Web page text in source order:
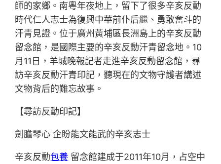
師的家鄉。南粵年夜地上，留下了很多辛亥反動
時代仁人志士為復興中華前仆后繼、勇敢奮斗的
汗青見證。位于廣州黃埔區長洲島上的辛亥反動
留念館，是國際主要的辛亥反動汗青留念地。10
月11日，羊城晚報記者走進辛亥反動留念館，尋
訪辛亥反動汗青印記，聽現在的文物守護者講述
文物背后的難忘故事。
【尋訪反動印記】
劍膽琴心 企盼能文能武的辛亥志士
辛亥反動包養 留念館建成于2011年10月，占空中